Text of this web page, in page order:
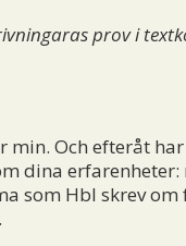
prov i
Och efteråt
dina erfarenheter:
som Hbl skrev